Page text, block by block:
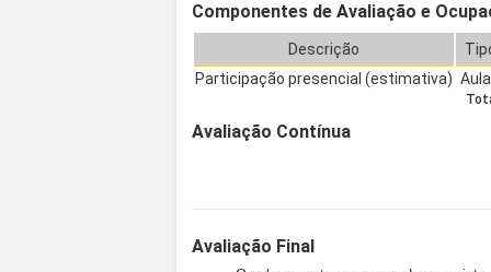
Componentes de Avaliação e
Descrição
Participação presencial (estimativa)
Avaliação Contínua
Avaliação Final